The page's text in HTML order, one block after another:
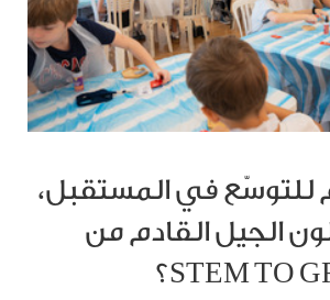
في المستقبل،
الجيل القادم من